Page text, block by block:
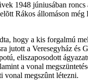
1948 júniusában
Rákos állomáson
hogy a kis forgalmú
jutott a Veresegyház
eliszaposodott
a vonal
vonal megszûnt létezni.